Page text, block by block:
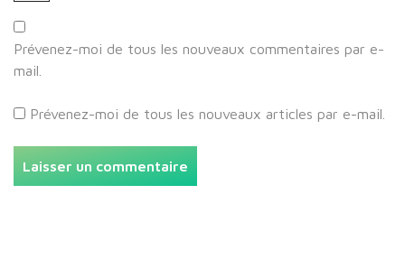
Prévenez-moi de tous les nouveaux commentaires par e-
mail.
Prévenez-moi de tous les nouveaux articles par e-mail.